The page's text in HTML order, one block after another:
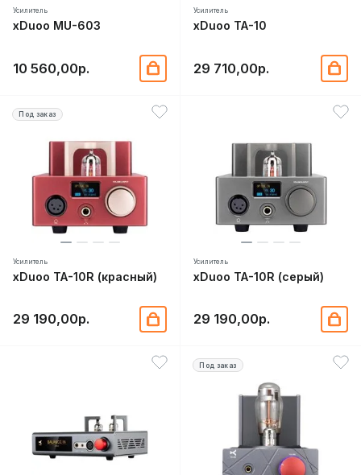
Усилитель
xDuoo MU-603
10 560,00р.
Усилитель
xDuoo TA-10
29 710,00р.
Под заказ
Усилитель
xDuoo TA-10R (красный)
29 190,00р.
Усилитель
xDuoo TA-10R (серый)
29 190,00р.
Под заказ